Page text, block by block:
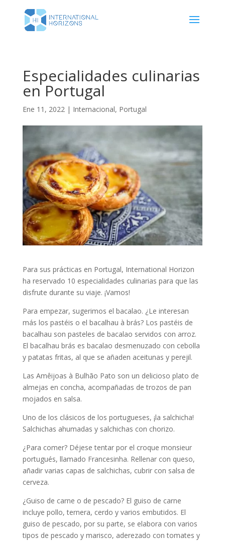
Especialidades culinarias
en Portugal
Ene 11, 2022| Internacional, Portugal
Para sus prácticas en Portugal, International Horizon
ha reservado 10 especialidades culinarias para que las
disfrute durante su viaje. ¡Vamos!
Para empezar, sugerimos el bacalao. ¿Le interesan
más los pastéis o el bacalhau à brás? Los pastéis de
bacalhau son pasteles de bacalao servidos con arroz.
El bacalhau brás es bacalao desmenuzado con cebolla
y patatas fritas, al que se añaden aceitunas y perejil.
Las Amêijoas à Bulhão Pato son un delicioso plato de
almejas en concha, acompañadas de trozos de pan
mojados en salsa.
Uno de los clásicos de los portugueses, ¡la salchicha!
Salchichas ahumadas y salchichas con chorizo.
¿Para comer? Déjese tentar por el croque monsieur
portugués, llamado Francesinha. Rellenar con queso,
añadir varias capas de salchichas, cubrir con salsa de
cerveza.
¿Guiso de carne o de pescado? El guiso de carne
incluye pollo, ternera, cerdo y varios embutidos. El
guiso de pescado, por su parte, se elabora con varios
tipos de pescado y marisco, aderezado con tomates y